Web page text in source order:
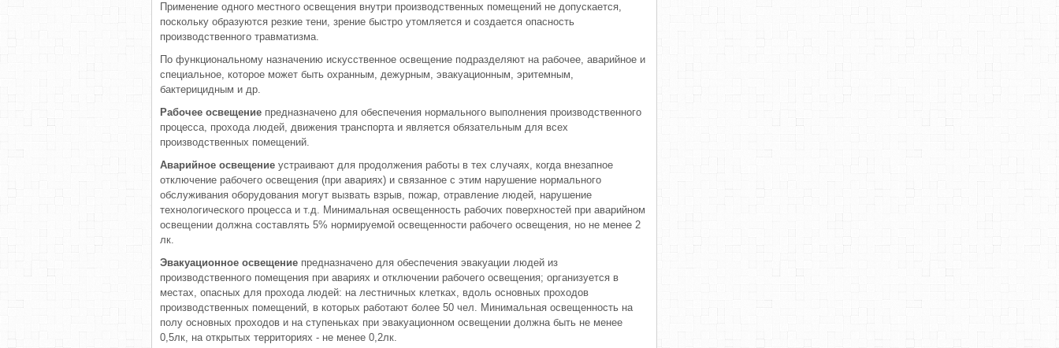
Применение одного местного освещения внутри производственных помещений не допускается,
поскольку образуются резкие тени, зрение быстро утомляется и создается опасность
производственного травматизма.
По функциональному назначению искусственное освещение подразделяют на рабочее, аварийное и
специальное, которое может быть охранным, дежурным, эвакуационным, эритемным,
бактерицидным и др.
Рабочее освещение предназначено для обеспечения нормального выполнения производственного
процесса, прохода людей, движения транспорта и является обязательным для всех
производственных помещений.
Аварийное освещение устраивают для продолжения работы в тех случаях, когда внезапное
отключение рабочего освещения (при авариях) и связанное с этим нарушение нормального
обслуживания оборудования могут вызвать взрыв, пожар, отравление людей, нарушение
технологического процесса и т.д. Минимальная освещенность рабочих поверхностей при аварийном
освещении должна составлять 5% нормируемой освещенности рабочего освещения, но не менее 2
лк.
Эвакуационное освещение предназначено для обеспечения эвакуации людей из
производственного помещения при авариях и отключении рабочего освещения; организуется в
местах, опасных для прохода людей: на лестничных клетках, вдоль основных проходов
производственных помещений, в которых работают более 50 чел. Минимальная освещенность на
полу основных проходов и на ступеньках при эвакуационном освещении должна быть не менее
0,5лк, на открытых территориях - не менее 0,2лк.